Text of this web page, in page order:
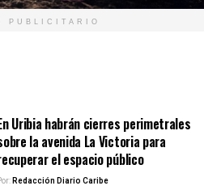
PUBLICITARIO
Uribia habrán cierres perimetrales
la avenida La Victoria para
el espacio público
Redacción Diario Caribe